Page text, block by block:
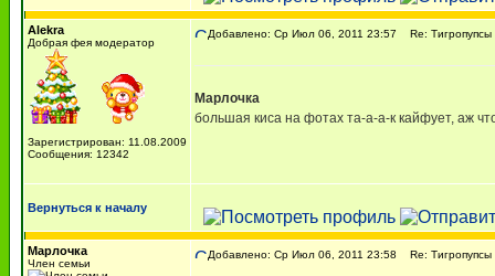
Alekra
Добрая фея модератор
Зарегистрирован: 11.08.2009
Сообщения: 12342
Добавлено: Ср Июл 06, 2011 23:57 Re:
Марлочка
большая киса на фотах та-а-а-к кайфует, аж
Вернуться к началу
Марлочка
Член семьи
Добавлено: Ср Июл 06, 2011 23:58 Re: